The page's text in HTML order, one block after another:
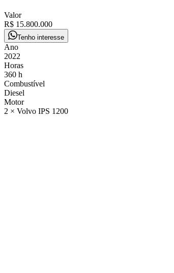
Valor
R$ 15.800.000
Tenho interesse
Ano
2022
Horas
360 h
Combustível
Diesel
Motor
2 × Volvo IPS 1200